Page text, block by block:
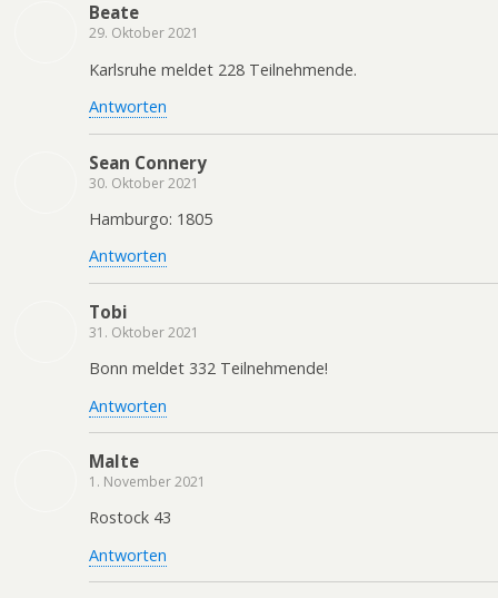
Beate
29. Oktober 2021
Karlsruhe meldet 228 Teilnehmende.
Antworten
Sean Connery
30. Oktober 2021
Hamburgo: 1805
Antworten
Tobi
31. Oktober 2021
Bonn meldet 332 Teilnehmende!
Antworten
Malte
1. November 2021
Rostock 43
Antworten